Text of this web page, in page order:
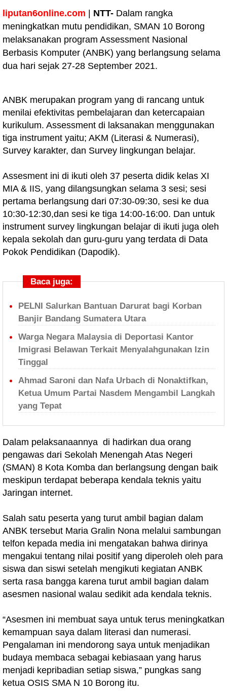
liputan6online.com NTT- Dalam rangka
meningkatkan mutu pendidikan, SMAN 10 Borong
melaksanakan program Assessment Nasional
Berbasis Komputer (ANBK) yang berlangsung selama
dua hari sejak 27-28 September 2021.
ANBK merupakan program yang di rancang untuk
menilai efektivitas pembelajaran dan ketercapaian
kurikulum. Assessment di laksanakan menggunakan
tiga instrument yaitu; AKM (Literasi & Numerasi),
Survey karakter, dan Survey lingkungan belajar.
Assesment ini di ikuti oleh 37 peserta didik kelas XI
MIA & IIS, yang dilangsungkan selama 3 sesi; sesi
pertama berlangsung dari 07:30-09:30, sesi ke dua
10:30-12:30,dan sesi ke tiga 14:00-16:00. Dan untuk
instrument survey lingkungan belajar di ikuti juga oleh
kepala sekolah dan guru-guru yang terdata di Data
Pokok Pendidikan (Dapodik).
Baca juga:
PELNI Salurkan Bantuan Darurat bagi Korban
Banjir Bandang Sumatera Utara
Warga Negara Malaysia di Deportasi Kantor
Imigrasi Belawan Terkait Menyalahgunakan Izin
Tinggal
Ahmad Saroni dan Nafa Urbach di Nonaktifkan,
Ketua Umum Partai Nasdem Mengambil Langkah
yang Tepat
Dalam pelaksanaannya di hadirkan dua orang
pengawas dari Sekolah Menengah Atas Negeri
(SMAN) 8 Kota Komba dan berlangsung dengan baik
meskipun terdapat beberapa kendala teknis yaitu
Jaringan internet.
Salah satu peserta yang turut ambil bagian dalam
ANBK tersebut Maria Gralin Nona melalui sambungan
telfon kepada media ini mengatakan bahwa dirinya
mengakui tentang nilai positif yang diperoleh oleh para
siswa dan siswi setelah mengikuti kegiatan ANBK
serta rasa bangga karena turut ambil bagian dalam
asesmen nasional walau sedikit ada kendala teknis.
“Asesmen ini membuat saya untuk terus meningkatkan
kemampuan saya dalam literasi dan numerasi.
Pengalaman ini mendorong saya untuk menjadikan
budaya membaca sebagai kebiasaan yang harus
menjadi kepribadian setiap siswa,” pungkas sang
ketua OSIS SMA N 10 Borong itu.